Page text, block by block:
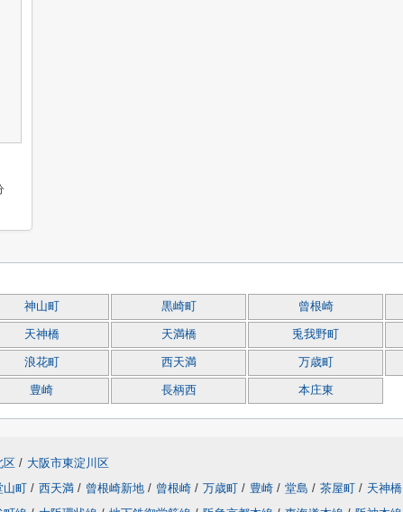
神山町 黒崎町 曾根崎
天神橋 天満橋 兎我野町
浪花町 西天満 万歳町
豊崎 長柄西 本庄東
区 / 大阪市東淀川区
山町 / 西天満 / 曾根崎新地 / 曾根崎 / 万歳町 / 豊崎 / 堂島 / 茶屋町 / 天神橋